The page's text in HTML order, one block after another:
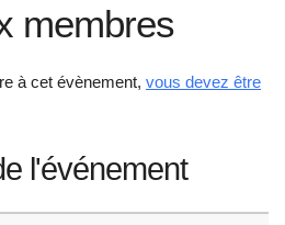
membres
à cet évènement, vous devez être
l'événement